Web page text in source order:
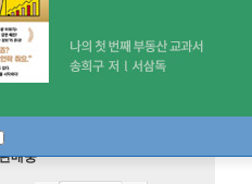
매중